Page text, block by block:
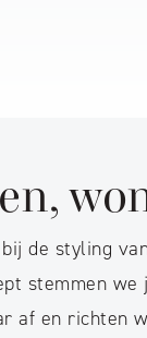
de styling
stemmen we
af en richten